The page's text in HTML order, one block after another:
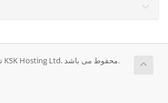
تمامی حقوق برای © 2026 KSK Hosting Ltd. محفوط می باشد.